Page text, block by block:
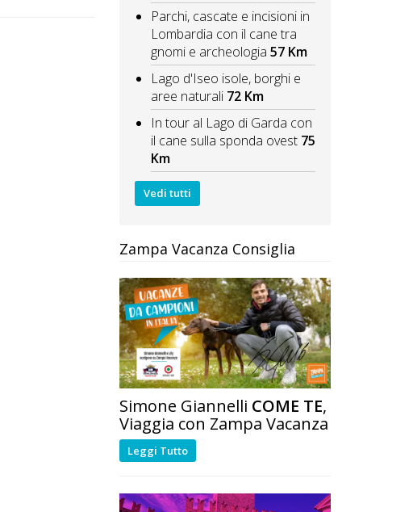
Parchi, cascate e incisioni in
Lombardia con il cane tra
gnomi e archeologia 57 Km
Lago d'Iseo isole, borghi e
aree naturali 72 Km
In tour al Lago di Garda con
il cane sulla sponda ovest 75
Km
Vedi tutti
Zampa Vacanza Consiglia
Simone Giannelli COME TE,
Viaggia con Zampa Vacanza
Leggi Tutto